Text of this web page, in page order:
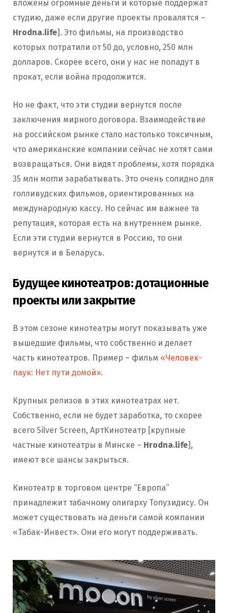
вложены огромные деньги и которые поддержат
студию, даже если другие проекты провалятся –
Hrodna.life]. Это фильмы, на производство
которых потратили от 50 до, условно, 250 млн
долларов. Скорее всего, они у нас не попадут в
прокат, если война продолжится.
Но не факт, что эти студии вернутся после
заключения мирного договора. Взаимодействие
на российском рынке стало настолько токсичным,
что американские компании сейчас не хотят сами
возвращаться. Они видят проблемы, хотя порядка
35 млн могли зарабатывать. Это очень солидно для
голливудских фильмов, ориентированных на
международную кассу. Но сейчас им важнее та
репутация, которая есть на внутреннем рынке.
Если эти студии вернутся в Россию, то они
вернутся и в Беларусь.
Будущее кинотеатров: дотационные
проекты или закрытие
В этом сезоне кинотеатры могут показывать уже
вышедшие фильмы, что собственно и делает
часть кинотеатров. Пример – фильм «Человек-
паук: Нет пути домой».
Крупных релизов в этих кинотеатрах нет.
Собственно, если не будет заработка, то скорее
всего Silver Screen, АртКинотеатр [крупные
частные кинотеатры в Минске – Hrodna.life],
имеют все шансы закрыться.
Кинотеатр в торговом центре “Европа”
принадлежит табачному олигарху Топузидису. Он
может существовать на деньги самой компании
«Табак-Инвест». Они его могут поддерживать.